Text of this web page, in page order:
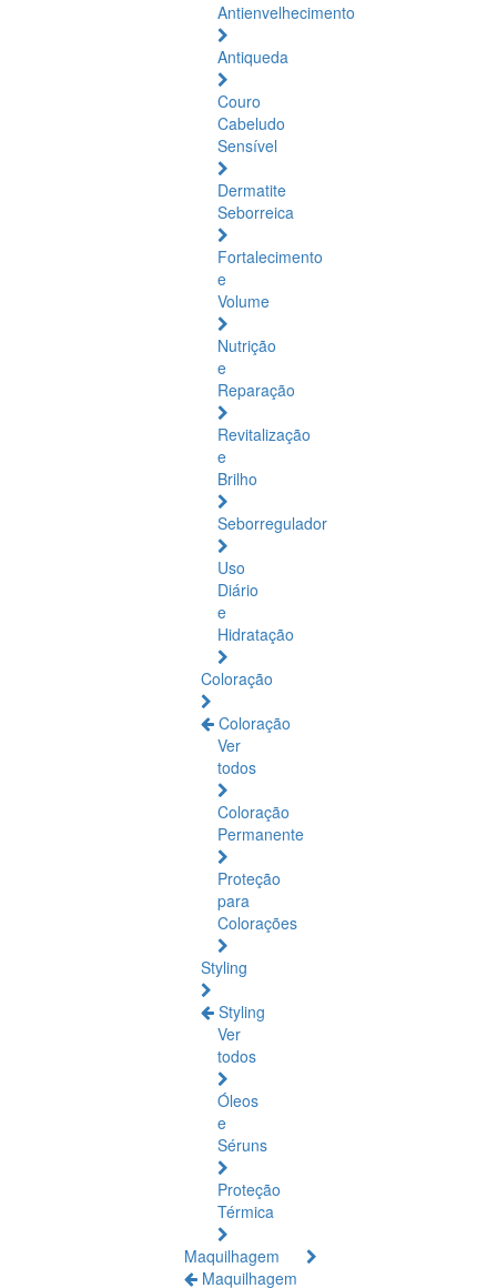
Antienvelhecimento
Antiqueda
Couro
Cabeludo
Sensível
Dermatite
Seborreica
Fortalecimento
e
Volume
Nutrição
e
Reparação
Revitalização
e
Brilho
Seborregulador
Uso
Diário
e
Hidratação
Coloração
Coloração
Ver
todos
Coloração
Permanente
Proteção
para
Colorações
Styling
Styling
Ver
todos
Óleos
e
Séruns
Proteção
Térmica
Maquilhagem
Maquilhagem